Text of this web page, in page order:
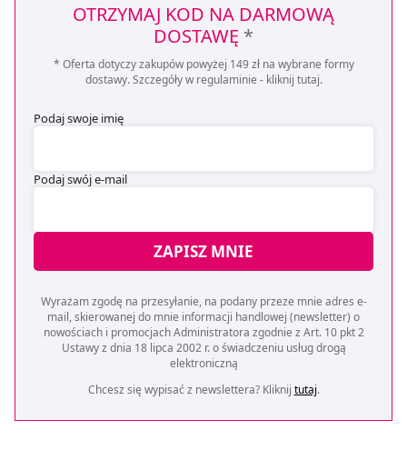
OTRZYMAJ KOD NA DARMOWĄ
DOSTAWĘ *
* Oferta dotyczy zakupów powyżej 149 zł na wybrane formy
dostawy. Szczegóły w regulaminie - kliknij tutaj.
Podaj swoje imię
Podaj swój e-mail
ZAPISZ MNIE
Wyrażam zgodę na przesyłanie, na podany przeze mnie adres e-
mail, skierowanej do mnie informacji handlowej (newsletter) o
nowościach i promocjach Administratora zgodnie z Art. 10 pkt 2
Ustawy z dnia 18 lipca 2002 r. o świadczeniu usług drogą
elektroniczną
Chcesz się wypisać z newslettera? Kliknij tutaj.